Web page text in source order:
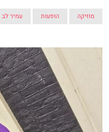
מוזיקה הופעות עמיר לב